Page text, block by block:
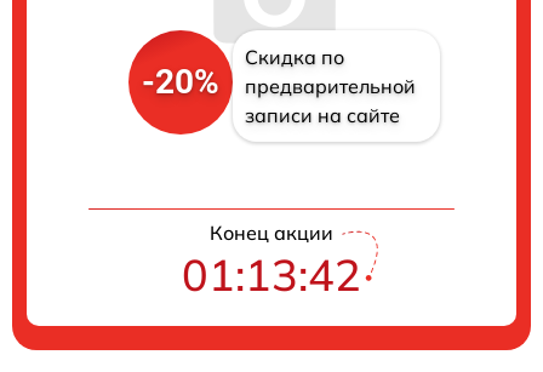
-20%
Скидка по
предварительной
записи на сайте
Конец акции
01:13:41